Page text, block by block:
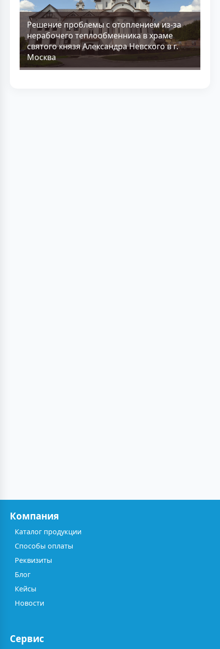
Решение проблемы с отоплением из-за
нерабочего теплообменника в храме
святого князя Александра Невского в г.
Москва
Компания
Каталог продукции
Способы оплаты
Реквизиты
Блог
Кейсы
Новости
Сервис